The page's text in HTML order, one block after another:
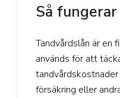
Så
Tandvårdslån är en
används för att
försäkring eller